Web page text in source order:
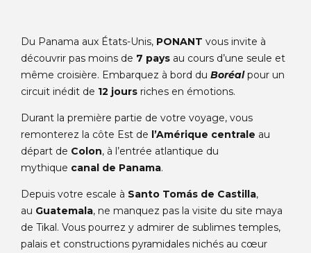
Du Panama aux États-Unis, PONANT vous invite à
découvrir pas moins de 7 pays au cours d’une seule et
même croisière. Embarquez à bord du Boréal pour un
circuit inédit de 12 jours riches en émotions.
Durant la première partie de votre voyage, vous
remonterez la côte Est de l’Amérique centrale au
départ de Colon, à l’entrée atlantique du
mythique canal de Panama.
Depuis votre escale à Santo Tomás de Castilla,
au Guatemala, ne manquez pas la visite du site maya
de Tikal. Vous pourrez y admirer de sublimes temples,
palais et constructions pyramidales nichés au cœur